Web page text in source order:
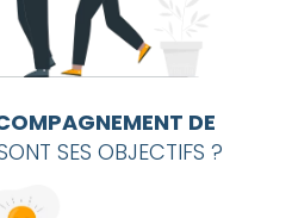
DE
SES OBJECTIFS ?